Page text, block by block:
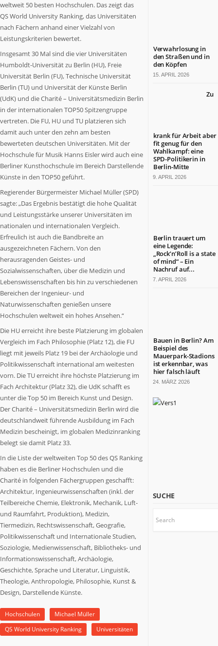
weltweit 50 besten Hochschulen. Das zeigt das
QS World University Ranking, das Universitäten
nach Fächern anhand einer Vielzahl von
Leistungskriterien bewertet.
Insgesamt 30 Mal sind die vier Universitäten
Humboldt-Universität zu Berlin (HU), Freie
Universität Berlin (FU), Technische Universität
Berlin (TU) und Universität der Künste Berlin
(UdK) und die Charité – Universitätsmedizin Berlin
in der internationalen TOP50 Spitzengruppe
vertreten. Die FU, HU und TU platzieren sich
damit auch unter den zehn am besten
bewerteten deutschen Universitäten. Mit der
Hochschule für Musik Hanns Eisler wird auch eine
Berliner Kunsthochschule im Bereich Darstellende
Künste in den TOP50 geführt.
Regierender Bürgermeister Michael Müller (SPD)
sagte: „Das Ergebnis bestätigt die hohe Qualität
und Leistungsstärke unserer Universitäten im
nationalen und internationalen Vergleich.
Erfreulich ist auch die Bandbreite an
ausgezeichneten Fächern. Von den
herausragenden Geistes- und
Sozialwissenschaften, über die Medizin und
Lebenswissenschaften bis hin zu verschiedenen
Bereichen der Ingenieur- und
Naturwissenschaften genießen unsere
Hochschulen weltweit ein hohes Ansehen.“
Die HU erreicht ihre beste Platzierung im globalen
Vergleich im Fach Philosophie (Platz 12), die FU
liegt mit jeweils Platz 19 bei der Archäologie und
Politikwissenschaft international am weitesten
vorn. Die TU erreicht ihre höchste Platzierung im
Fach Architektur (Platz 32), die UdK schafft es
unter die Top 50 im Bereich Kunst und Design.
Der Charité – Universitätsmedizin Berlin wird die
deutschlandweit führende Ausbildung im Fach
Medizin bescheinigt, im globalen Medizinranking
belegt sie damit Platz 33.
In die Liste der weltweiten Top 50 des QS Ranking
haben es die Berliner Hochschulen und die
Charité in folgenden Fächergruppen geschafft:
Architektur, Ingenieurwissenschaften (inkl. der
Teilbereiche Chemie, Elektronik, Mechanik, Luft-
und Raumfahrt, Produktion), Medizin,
Tiermedizin, Rechtswissenschaft, Geografie,
Politikwissenschaft und Internationale Studien,
Soziologie, Medienwissenschaft, Bibliotheks- und
Informationswissenschaft, Archäologie,
Geschichte, Sprache und Literatur, Linguistik,
Theologie, Anthropologie, Philosophie, Kunst &
Design, Darstellende Künste.
Hochschulen
Michael Müller
QS World University Ranking
Universitäten
Verwahrlosung in
den Straßen und in
den Köpfen
15. APRIL 2026
Zu
krank für Arbeit aber
fit genug für den
Wahlkampf: eine
SPD-Politikerin in
Berlin-Mitte
9. APRIL 2026
Berlin trauert um
eine Legende:
„Rock’n’Roll is a state
of mind“ – Ein
Nachruf auf...
7. APRIL 2026
Bauen in Berlin? Am
Beispiel des
Mauerpark-Stadions
ist erkennbar, was
hier falsch läuft
24. MÄRZ 2026
SUCHE
Tradition
und
Fortschritt,
hier
eine
nahezu
einzigartige
Berlin
wichtig
ist.
Themen
und
Lebensart.
Es
kommen
zu
Wort,
an,
die